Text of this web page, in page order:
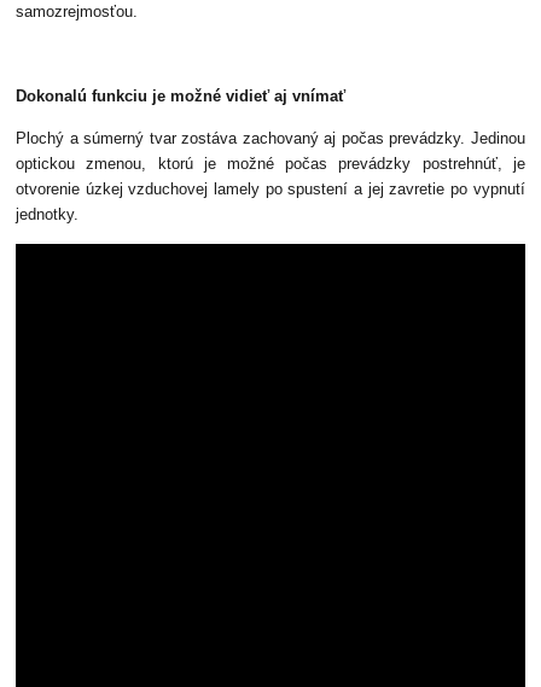
samozrejmosťou.
Dokonalú funkciu je možné vidieť aj vnímať
Plochý a súmerný tvar zostáva zachovaný aj počas prevádzky. Jedinou
optickou zmenou, ktorú je možné počas prevádzky postrehnúť, je
otvorenie úzkej vzduchovej lamely po spustení a jej zavretie po vypnutí
jednotky.